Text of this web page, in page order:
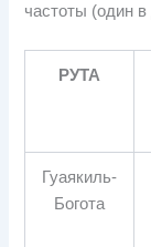
частоты (один
РУТА
Гуаякиль-
Богота